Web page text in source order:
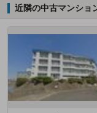
近隣の中古マンショ